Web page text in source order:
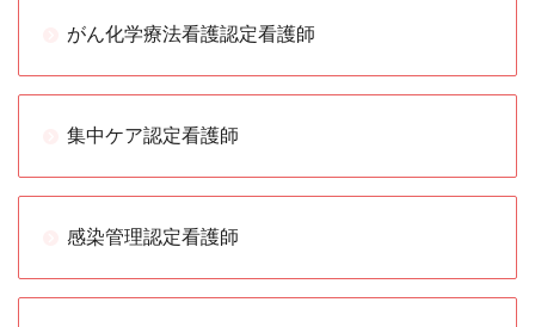
がん化学療法看護認定看護師
集中ケア認定看護師
感染管理認定看護師